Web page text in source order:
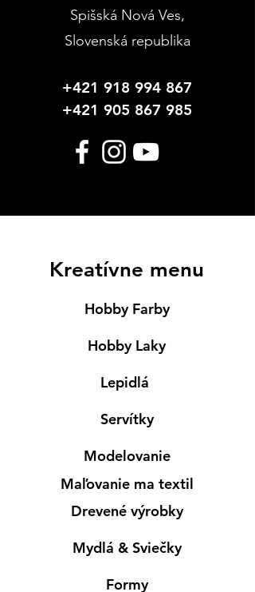
Spišská Nová Ves,
Slovenská republika
+421 918 994 867
+421 905 867 985
Kreatívne menu
Hobby Farby
Hobby Laky
Lepidlá
Servítky
Modelovanie
Maľovanie ma textil
Drevené výrobky
Mydlá & Sviečky
Formy